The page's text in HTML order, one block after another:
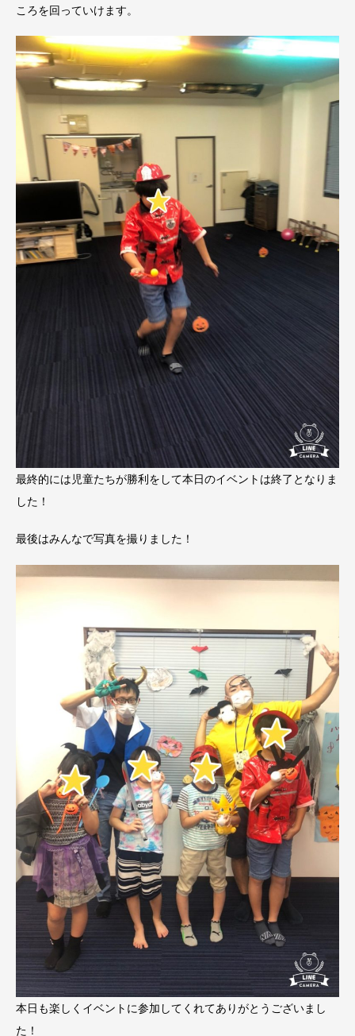
ころを回っていけます。
最終的には児童たちが勝利をして本日のイベントは終了となりま
した！
最後はみんなで写真を撮りました！
本日も楽しくイベントに参加してくれてありがとうございまし
た！